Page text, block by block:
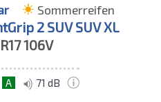
Sommerreifen
2 SUV SUV XL
106V
A 71 dB